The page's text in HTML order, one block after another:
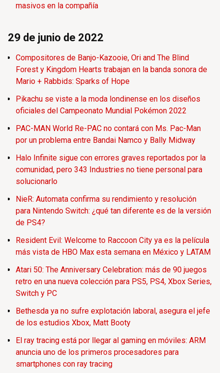
masivos en la compañía
29 de junio de 2022
Compositores de Banjo-Kazooie, Ori and The Blind
Forest y Kingdom Hearts trabajan en la banda sonora de
Mario + Rabbids: Sparks of Hope
Pikachu se viste a la moda londinense en los diseños
oficiales del Campeonato Mundial Pokémon 2022
PAC-MAN World Re-PAC no contará con Ms. Pac-Man
por un problema entre Bandai Namco y Bally Midway
Halo Infinite sigue con errores graves reportados por la
comunidad, pero 343 Industries no tiene personal para
solucionarlo
NieR: Automata confirma su rendimiento y resolución
para Nintendo Switch: ¿qué tan diferente es de la versión
de PS4?
Resident Evil: Welcome to Raccoon City ya es la película
más vista de HBO Max esta semana en México y LATAM
Atari 50: The Anniversary Celebration: más de 90 juegos
retro en una nueva colección para PS5, PS4, Xbox Series,
Switch y PC
Bethesda ya no sufre explotación laboral, asegura el jefe
de los estudios Xbox, Matt Booty
El ray tracing está por llegar al gaming en móviles: ARM
anuncia uno de los primeros procesadores para
smartphones con ray tracing